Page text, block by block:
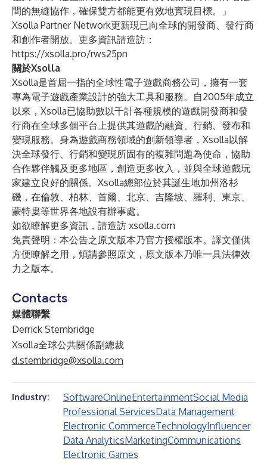
間的無縫協作，確保雙方都能更有效地實現目標。」
Xsolla Partner Network更新現已向全球的開發商、發行商
和創作者開放。更多資訊請造訪：
https://xsolla.pro/rws25pn
關於Xsolla
Xsolla是首屈一指的全球性電子遊戲商務公司，擁有一套
專為電子遊戲產業設計的強大工具和服務。自2005年成立
以來，Xsolla已協助數以千計各種規模的遊戲開發商和發
行商在全球多個平台上提供其遊戲的融資、行銷、發布和
變現服務。身為遊戲商務領域的創新領導者，Xsolla以解
決全球發行、行銷和變現所固有的複雜問題為使命，協助
合作夥伴觸及更多地區，創造更多收入，並與全球遊戲玩
家建立良好的關係。Xsolla總部位於其誕生地加州洛杉
磯，在倫敦、柏林、首爾、北京、吉隆坡、羅利、東京、
蒙特婁等世界各地設有辦事處。
如欲瞭解更多資訊，請造訪 xsolla.com
免責聲明：本公告之原文版本乃官方授權版本。譯文僅供
方便瞭解之用，煩請參照原文，原文版本乃唯一具法律效
力之版本。
Contacts
媒體聯繫
Derrick Stembridge
Xsolla全球公共關係副總裁
d.stembridge@xsolla.com
Industry: SoftwareOnlineEntertainmentSocial Media
Professional ServicesData Management
Electronic CommerceTechnologyInfluencer
Data AnalyticsMarketingCommunications
Electronic Games